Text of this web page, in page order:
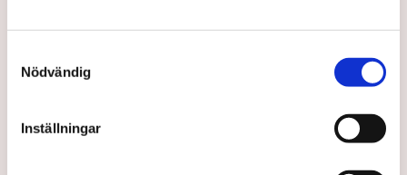
Nödvändig
Inställningar
Anders Carlsson